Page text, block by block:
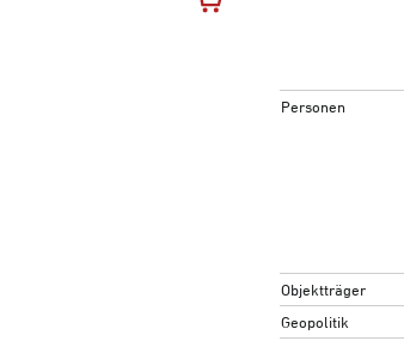
Personen
Objektträger
Geopolitik